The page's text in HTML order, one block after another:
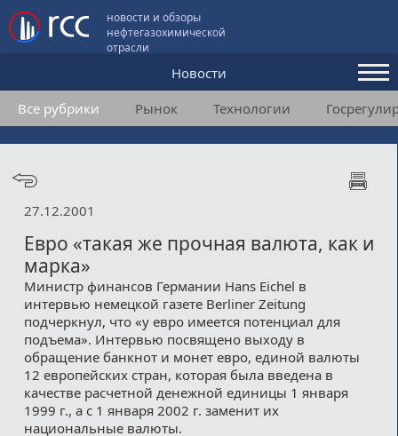
новости и обзоры
нефтегазохимической
отрасли
Новости
Аналитика и мнения
Конференции
Пользовательское соглашение
Медиакит
Контакты
Все рубрики Рынок Технологии
27.12.2001
Евро «такая же прочная валюта, как и
марка»
Министр финансов Германии Hans Eichel в
интервью немецкой газете Berliner Zeitung
подчеркнул, что «у евро имеется потенциал для
подъема». Интервью посвящено выходу в
обращение банкнот и монет евро, единой валюты
12 европейских стран, которая была введена в
качестве расчетной денежной единицы 1 января
1999 г., а с 1 января 2002 г. заменит их
национальные валюты.